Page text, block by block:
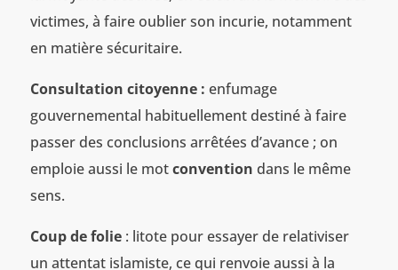
victimes, à faire oublier son incurie, notamment
en matière sécuritaire.
Consultation citoyenne : enfumage
gouvernemental habituellement destiné à faire
passer des conclusions arrêtées d’avance ; on
emploie aussi le motconvention dans le même
sens.
Coup de folie: litote pour essayer de relativiser
un attentat islamiste, ce qui renvoie aussi à la